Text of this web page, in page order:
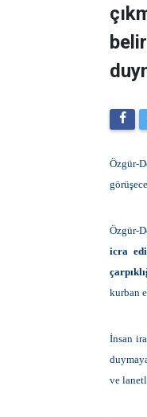
Özgür-
Özgür-
icra
kurban
İnsan
ve